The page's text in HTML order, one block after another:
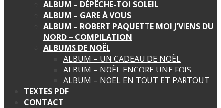
ALBUM – DÉPÊCHE-TOI SOLEIL
ALBUM – GARE À VOUS
ALBUM – ROBERT PAQUETTE MOI J’VIENS DU
NORD – COMPILATION
ALBUMS DE NOËL
ALBUM – UN CADEAU DE NOËL
ALBUM – NOËL ENCORE UNE FOIS
ALBUM – NOËL EN TOUT ET PARTOUT
TEXTES PDF
CONTACT